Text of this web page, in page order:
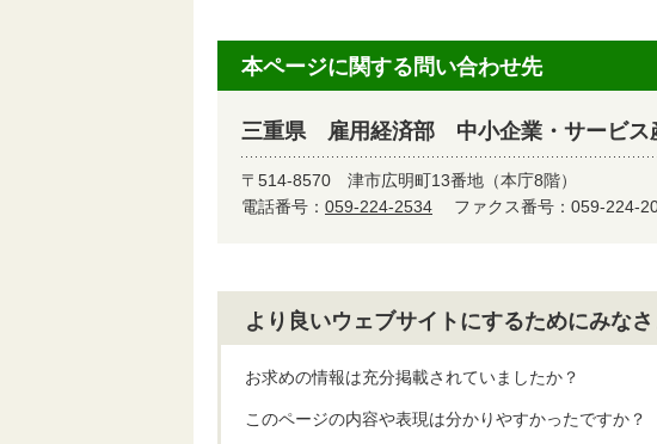
本ページに関する問い合わせ先
三重県 雇用経済部 中小企業・サービス
〒514-8570 津市広明町13番地（本庁8階）
電話番号： 059-224-2534 ファクス番号：059-224-
より良いウェブサイトにするためにみな
お求めの情報は充分掲載されていましたか？
このページの内容や表現は分かりやすかったですか？